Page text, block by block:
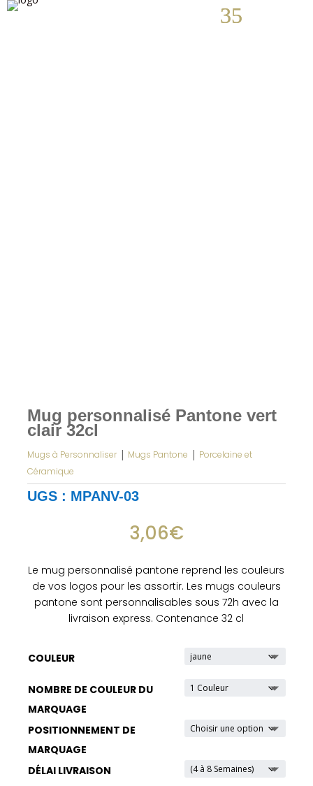
Mug personnalisé Pantone vert
clair 32cl
Mugs à Personnaliser| Mugs Pantone | Porcelaine et
Céramique
UGS : MPANV-03
3,06€
Le mug personnalisé pantone reprend les couleurs
de vos logos pour les assortir. Les mugs couleurs
pantone sont personnalisables sous 72h avec la
livraison express. Contenance 32 cl
COULEUR
NOMBRE DE COULEUR DU
MARQUAGE
POSITIONNEMENT DE
MARQUAGE
DÉLAI LIVRAISON